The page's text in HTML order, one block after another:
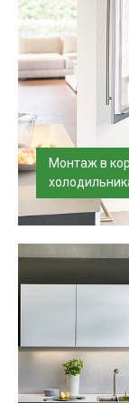
Монтаж в
Установим и